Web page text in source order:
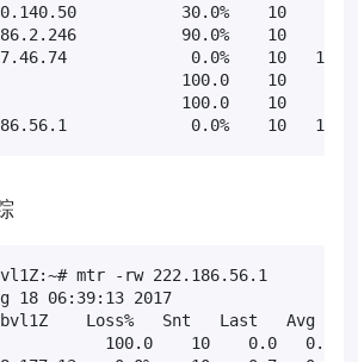
30.0%    10
90.0%    10
0.0%    10   13.7
100.0    10    0.0
100.0    10    0.0
0.0%    10   10.2
mtr -rw 222.186.56.1
18 06:39:13 2017
Loss%   Snt   Last   Avg
100.0    10    0.0   0.0